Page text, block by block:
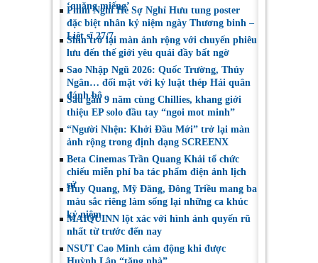
‘quăng miếng’
Phim Nghỉ Hè Sợ Nghỉ Hưu tung poster
đặc biệt nhân kỷ niệm ngày Thương binh –
Liệt sĩ 27/7
Shin trở lại màn ảnh rộng với chuyến phiêu
lưu đến thế giới yêu quái đầy bất ngờ
Sao Nhập Ngũ 2026: Quốc Trường, Thúy
Ngân… đối mặt với kỷ luật thép Hải quân
đánh bộ
Sau gần 9 năm cùng Chillies, khang giới
thiệu EP solo đầu tay “ngoi mot minh”
“Người Nhện: Khởi Đầu Mới” trở lại màn
ảnh rộng trong định dạng SCREENX
Beta Cinemas Trần Quang Khải tổ chức
chiếu miễn phí ba tác phẩm điện ảnh lịch
sử
Huy Quang, Mỹ Đăng, Đông Triều mang ba
màu sắc riêng làm sống lại những ca khúc
kỷ niệm
MAIQUINN lột xác với hình ảnh quyến rũ
nhất từ trước đến nay
NSƯT Cao Minh cảm động khi được